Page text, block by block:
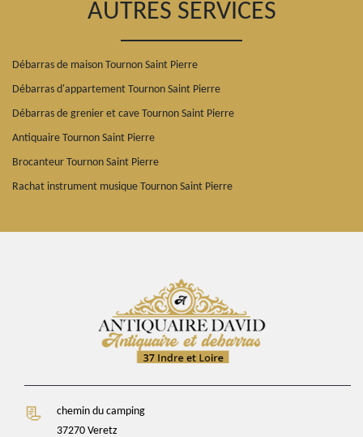
AUTRES SERVICES
Débarras de maison Tournon Saint Pierre
Débarras d'appartement Tournon Saint Pierre
Débarras de grenier et cave Tournon Saint Pierre
Antiquaire Tournon Saint Pierre
Brocanteur Tournon Saint Pierre
Rachat instrument musique Tournon Saint Pierre
chemin du camping
37270 Veretz